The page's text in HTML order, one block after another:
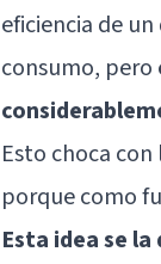
eficiencia de
consumo, pero
Esto choca con
porque como
Esta idea se